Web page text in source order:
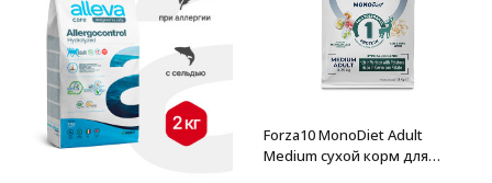
Forza10 MonoDiet Adult
Medium сухой корм для